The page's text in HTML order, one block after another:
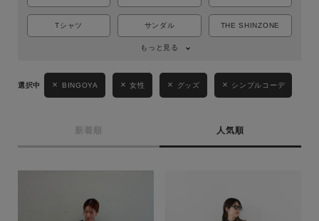
Tシャツ サンダル THE SHINZONE
もっと見る
BINGOYA 女性 グッズ シンプルコーデ
新着順 人気順